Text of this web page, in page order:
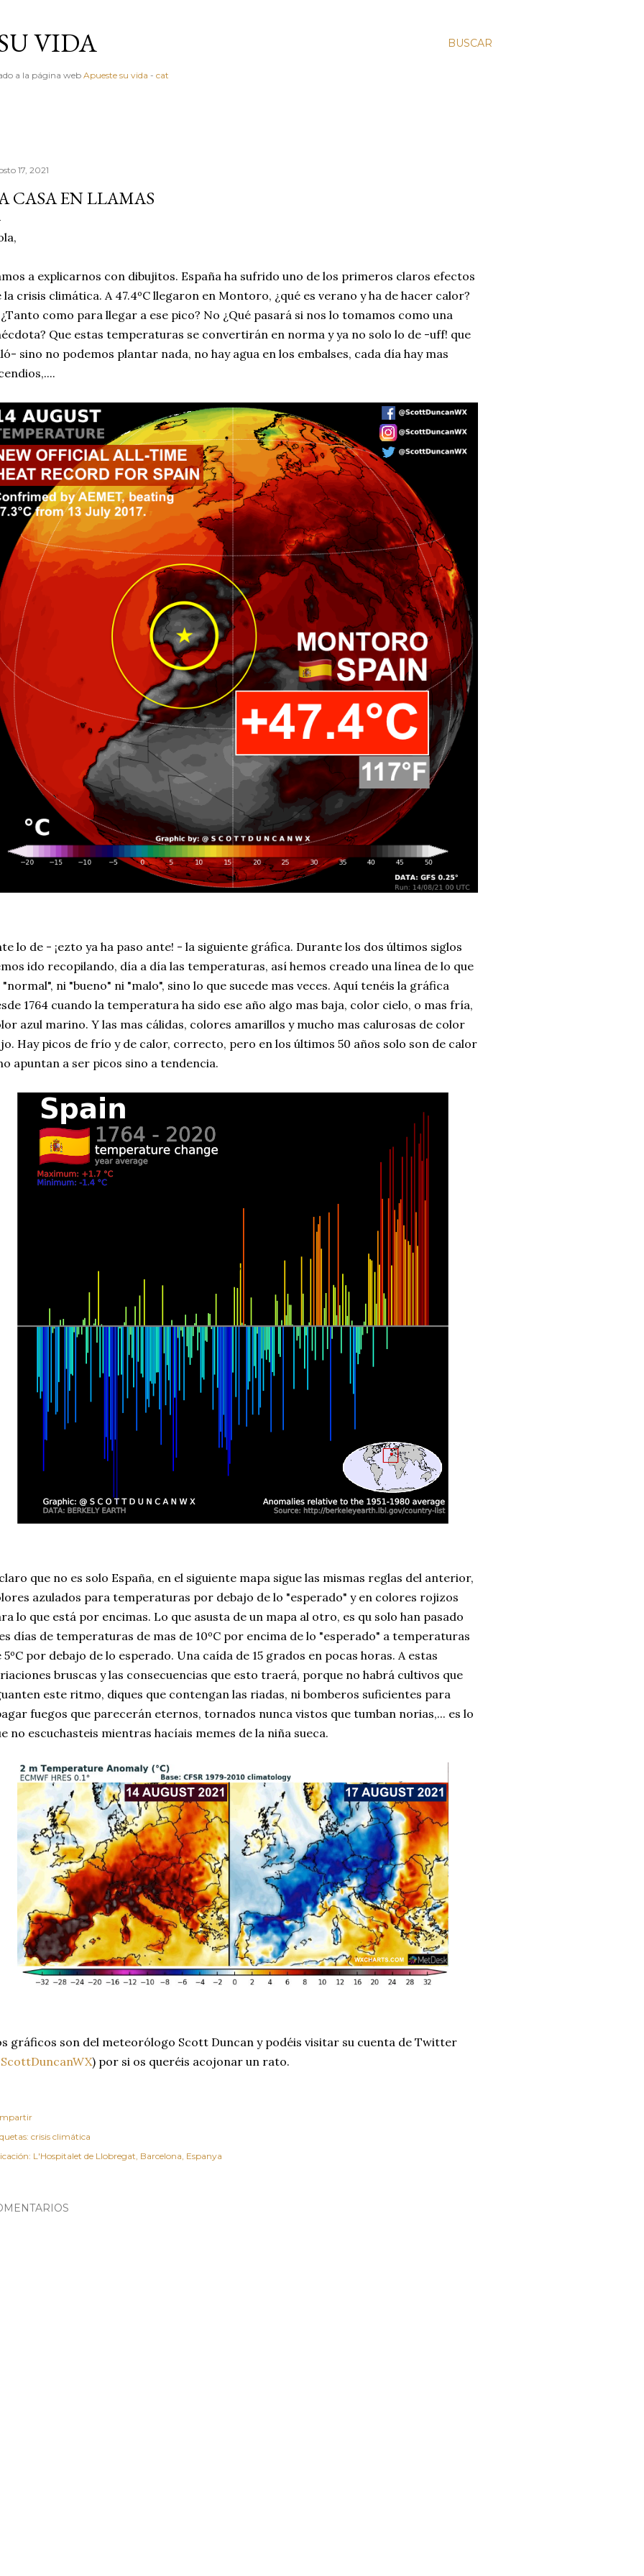
BUSCAR
VIDA
a la página web Apueste su vida - cat
17, 2021
CASA EN LLAMAS
a explicarnos con dibujitos. España ha sufrido uno de los primeros claros efectos
la crisis climática. A 47.4ºC llegaron en Montoro, ¿qué es verano y ha de hacer calor?
como para llegar a ese pico? No ¿Qué pasará si nos lo tomamos como una
Que estas temperaturas se convertirán en norma y ya no solo lo de -uff! que
sino no podemos plantar nada, no hay agua en los embalses, cada día hay mas
lo de - ¡ezto ya ha paso ante! - la siguiente gráfica. Durante los dos últimos siglos
ido recopilando, día a día las temperaturas, así hemos creado una línea de lo que
"normal", ni "bueno" ni "malo", sino lo que sucede mas veces. Aquí tenéis la gráfica
1764 cuando la temperatura ha sido ese año algo mas baja, color cielo, o mas fría,
azul marino. Y las mas cálidas, colores amarillos y mucho mas calurosas de color
Hay picos de frío y de calor, correcto, pero en los últimos 50 años solo son de calor
apuntan a ser picos sino a tendencia.
que no es solo España, en el siguiente mapa sigue las mismas reglas del anterior,
azulados para temperaturas por debajo de lo "esperado" y en colores rojizos
lo que está por encimas. Lo que asusta de un mapa al otro, es qu solo han pasado
días de temperaturas de mas de 10ºC por encima de lo "esperado" a temperaturas
5ºC por debajo de lo esperado. Una caída de 15 grados en pocas horas. A estas
bruscas y las consecuencias que esto traerá, porque no habrá cultivos que
este ritmo, diques que contengan las riadas, ni bomberos suficientes para
fuegos que parecerán eternos, tornados nunca vistos que tumban norias,... es lo
no escuchasteis mientras hacíais memes de la niña sueca.
gráficos son del meteorólogo Scott Duncan y podéis visitar su cuenta de Twitter
) por si os queréis acojonar un rato.
crisis climática
L'Hospitalet de Llobregat, Barcelona, Espanya